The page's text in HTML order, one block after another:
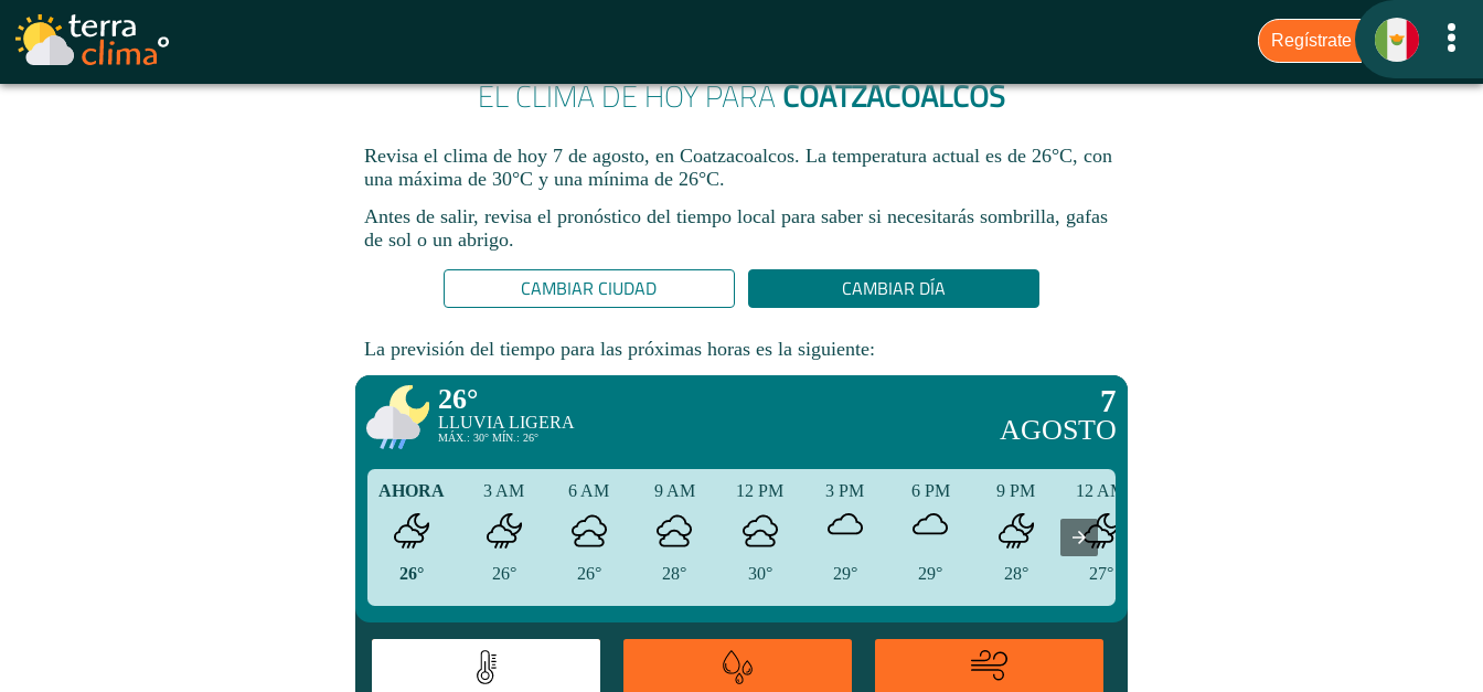
EL CLIMA DE HOY PARACOATZACOALCOS
Revisa el clima de hoy 7 de agosto, en Coatzacoalcos. La temperatura actual es de 26°C, con
una máxima de 30°C y una mínima de 26°C.​
Antes de salir, revisa el pronóstico del tiempo local para saber si necesitarás sombrilla, gafas
de sol o un abrigo.
CAMBIAR CIUDAD CAMBIAR DÍA
La previsión del tiempo para las próximas horas es la siguiente:
26°
LLUVIA LIGERA
MÁX.: 30° MÍN.: 26°
7
AGOSTO
AHORA
26°
3 AM
26°
6 AM
26°
9 AM
28°
12 PM
30°
3 PM
29°
6 PM
29°
9 PM
28°
12 AM
27°